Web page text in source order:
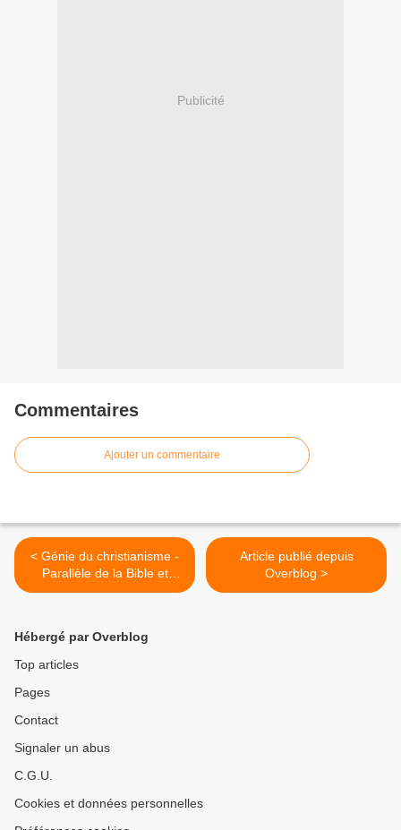
Publicité
Commentaires
Ajouter un commentaire
< Génie du christianisme -
Parallèle de la Bible et
d’Homère. — Termes de
Article publié depuis
Overblog >
Hébergé par Overblog
Top articles
Pages
Contact
Signaler un abus
C.G.U.
Cookies et données personnelles